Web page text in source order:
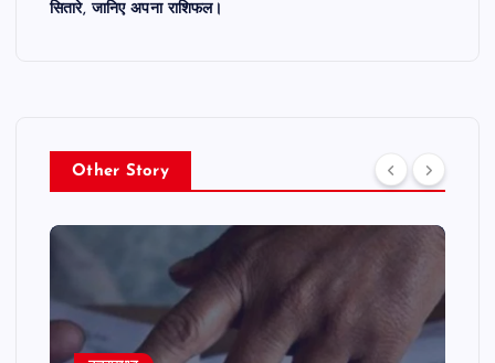
सितारे, जानिए अपना राशिफल।
Other Story